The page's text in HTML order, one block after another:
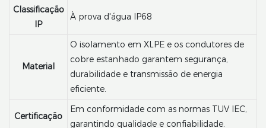
Classificação
IP
À prova d'água IP68
Material
O isolamento em XLPE e os condutores de
cobre estanhado garantem segurança,
durabilidade e transmissão de energia
eficiente.
Certificação
Em conformidade com as normas TUV IEC,
garantindo qualidade e confiabilidade.